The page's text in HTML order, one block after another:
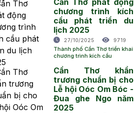
Cần Thơ phát động
chương trình kích
cầu phát triển du
lịch 2025
27/10/2025 9719
Thành phố Cần Thơ triển khai
chương trình kích cầu
Cần Thơ khẩn
trương chuẩn bị cho
Lễ hội Oóc Om Bóc -
Đua ghe Ngo năm
2025